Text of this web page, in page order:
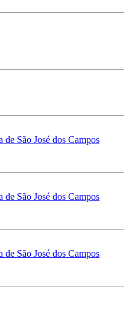
São José dos Campos
São José dos Campos
São José dos Campos